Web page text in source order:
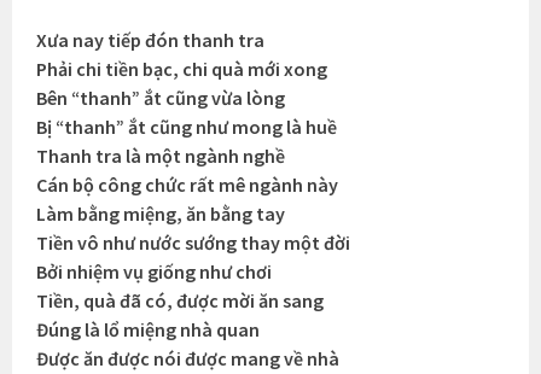
Xưa nay tiếp đón thanh tra
Phải chi tiền bạc, chi quà mới xong
Bên “thanh” ắt cũng vừa lòng
Bị “thanh” ắt cũng như mong là huề
Thanh tra là một ngành nghề
Cán bộ công chức rất mê ngành này
Làm bằng miệng, ăn bằng tay
Tiền vô như nước sướng thay một đời
Bởi nhiệm vụ giống như chơi
Tiền, quà đã có, được mời ăn sang
Đúng là lổ miệng nhà quan
Được ăn được nói được mang về nhà